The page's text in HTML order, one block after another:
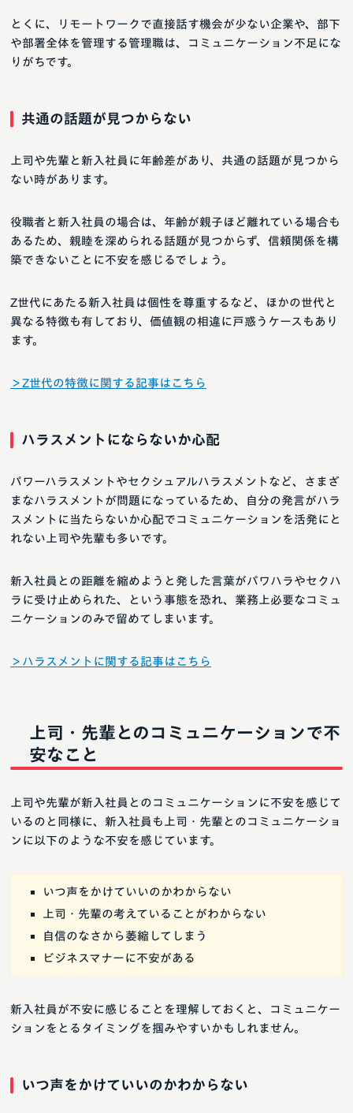
とくに、リモートワークで直接話す機会が少ない企業や、部下
や部署全体を管理する管理職は、コミュニケーション不足にな
りがちです。
共通の話題が見つからない
上司や先輩と新入社員に年齢差があり、共通の話題が見つから
ない時があります。
役職者と新入社員の場合は、年齢が親子ほど離れている場合も
あるため、親睦を深められる話題が見つからず、信頼関係を構
築できないことに不安を感じるでしょう。
Z世代にあたる新入社員は個性を尊重するなど、ほかの世代と
異なる特徴も有しており、価値観の相違に戸惑うケースもあり
ます。
＞Z世代の特徴に関する記事はこちら
ハラスメントにならないか心配
パワーハラスメントやセクシュアルハラスメントなど、さまざ
まなハラスメントが問題になっているため、自分の発言がハラ
スメントに当たらないか心配でコミュニケーションを活発にと
れない上司や先輩も多いです。
新入社員との距離を縮めようと発した言葉がパワハラやセクハ
ラに受け止められた、という事態を恐れ、業務上必要なコミュ
ニケーションのみで留めてしまいます。
＞ハラスメントに関する記事はこちら
上司・先輩とのコミュニケーションで不
安なこと
上司や先輩が新入社員とのコミュニケーションに不安を感じて
いるのと同様に、新入社員も上司・先輩とのコミュニケーショ
ンに以下のような不安を感じています。
いつ声をかけていいのかわからない
上司・先輩の考えていることがわからない
自信のなさから萎縮してしまう
ビジネスマナーに不安がある
新入社員が不安に感じることを理解しておくと、コミュニケー
ションをとるタイミングを掴みやすいかもしれません。
いつ声をかけていいのかわからない